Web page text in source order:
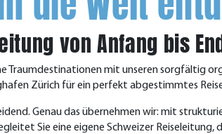
von Anfang bis
Traumdestinationen mit unseren sorgfältig
Zürich für ein perfekt abgestimmtes
Genau das übernehmen wir: mit
Sie eine eigene Schweizer